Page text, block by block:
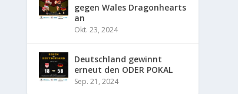
gegen Wales Dragonhearts
an
Okt. 23, 2024
Deutschland gewinnt
erneut den ODER POKAL
Sep. 21, 2024